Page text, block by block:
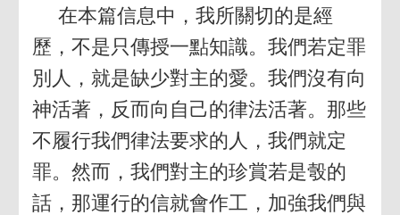
在本篇信息中，我所關切的是經
歷，不是只傳授一點知識。我們若定罪
別人，就是缺少對主的愛。我們沒有向
神活著，反而向自己的律法活著。那些
不履行我們律法要求的人，我們就定
罪。然而，我們對主的珍賞若是彀的
話，那運行的信就會作工，加強我們與